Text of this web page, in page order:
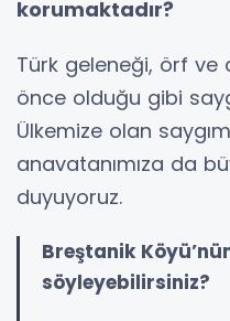
korumaktadır?
Türk geleneği, örf ve
önce olduğu gibi
Ülkemize olan
anavatanımıza da
duyuyoruz.
Breştanik
söyleyebilirsiniz?